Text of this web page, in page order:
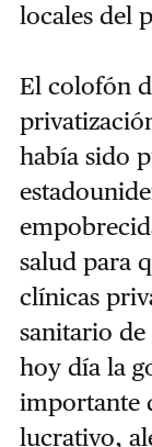
locales del
El colofón
había sido
salud para
clínicas
sanitario
hoy día la
importante
lucrativo,